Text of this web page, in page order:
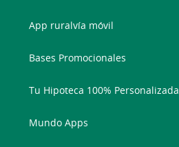
App ruralvía móvil
Bases Promocionales
Tu Hipoteca 100% Personalizada
Mundo Apps